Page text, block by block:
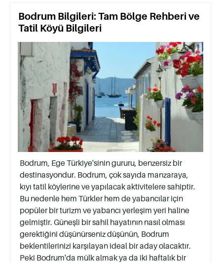
Bodrum Bilgileri: Tam Bölge Rehberi ve
Tatil Köyü Bilgileri
Bodrum, Ege Türkiye'sinin gururu, benzersiz bir
destinasyondur. Bodrum, çok sayıda manzaraya,
kıyı tatil köylerine ve yapılacak aktivitelere sahiptir.
Bu nedenle hem Türkler hem de yabancılar için
popüler bir turizm ve yabancı yerleşim yeri haline
gelmiştir. Güneşli bir sahil hayatının nasıl olması
gerektiğini düşünürseniz düşünün, Bodrum
beklentilerinizi karşılayan ideal bir aday olacaktır.
Peki Bodrum'da mülk almak ya da iki haftalık bir